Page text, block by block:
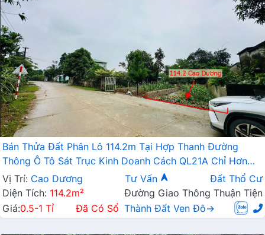
Bán Thửa Đất Phân Lô 114.2m Tại Hợp Thanh Đường
Thông Ô Tô Sát Trục Kinh Doanh Cách QL21A Chỉ Hơn
1km
Vị Trí: Cao Dương Tư Vấn
Đất Thổ Cư
Diện Tích: 114.2m²
Đường Giao Thông Thuận Tiện
Giá:0.5-1 Tỉ Đã Có Sổ Thành Đất Ven Đô→